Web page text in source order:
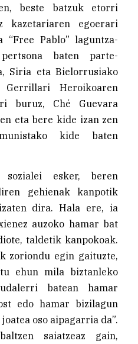
beste batzuk etorri
kazetariaren egoerari
“Free Pablo” laguntza-
baten parte-
Siria eta Bielorrusiako
Heroikoaren
buruz, Ché Guevara
eta bere kide izan zen
kide baten
esker, beren
gehienak kanpotik
dira. Hala ere, ia
auzoko hamar bat
taldetik kanpokoak.
zoriondu egin gaituzte,
ehun mila biztanleko
batean hamar
edo hamar bizilagun
oso aipagarria da”.
saiatzeaz gain,